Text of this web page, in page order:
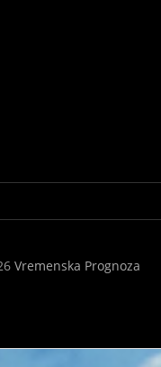
Vremenska Prognoza